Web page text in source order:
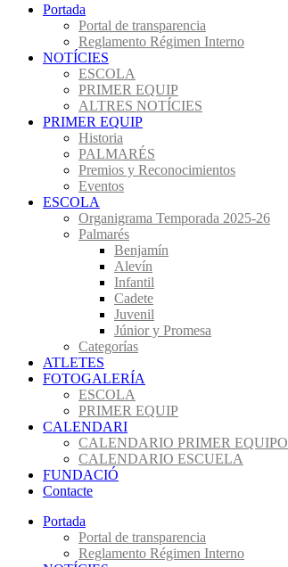
Portada
Portal de transparencia
Reglamento Régimen Interno
NOTÍCIES
ESCOLA
PRIMER EQUIP
ALTRES NOTÍCIES
PRIMER EQUIP
Historia
PALMARÉS
Premios y Reconocimientos
Eventos
ESCOLA
Organigrama Temporada 2025-26
Palmarés
Benjamín
Alevín
Infantil
Cadete
Juvenil
Júnior y Promesa
Categorías
ATLETES
FOTOGALERÍA
ESCOLA
PRIMER EQUIP
CALENDARI
CALENDARIO PRIMER EQUIPO
CALENDARIO ESCUELA
FUNDACIÓ
Contacte
Portada
Portal de transparencia
Reglamento Régimen Interno